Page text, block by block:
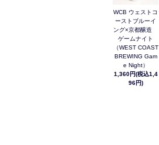
WCB ウェストコ
ーストブルーイ
ング×京都醸造
ゲームナイト
（WEST COAST
BREWING Gam
e Night）
1,360円(税込1,4
96円)